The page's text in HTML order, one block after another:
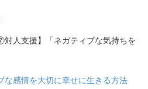
人支援】「ネガティブな気持ちを
な感情を大切に幸せに生きる方法